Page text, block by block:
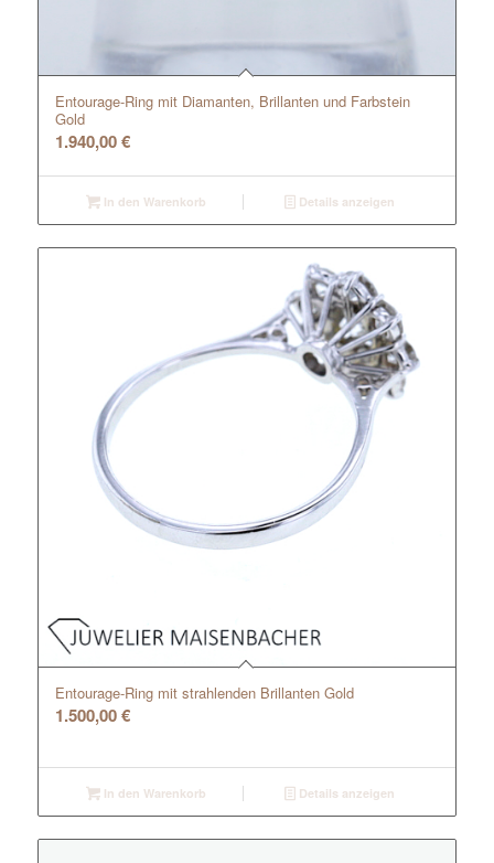
Entourage-Ring mit Diamanten, Brillanten und Farbstein
Gold
1.940,00€
In den Warenkorb Details anzeigen
Entourage-Ring mit strahlenden Brillanten Gold
1.500,00€
In den Warenkorb Details anzeigen